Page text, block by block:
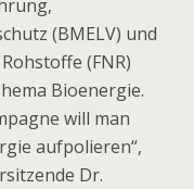
(BMELV) und
(FNR)
Bioenergie.
will man
aufpolieren“,
Dr.